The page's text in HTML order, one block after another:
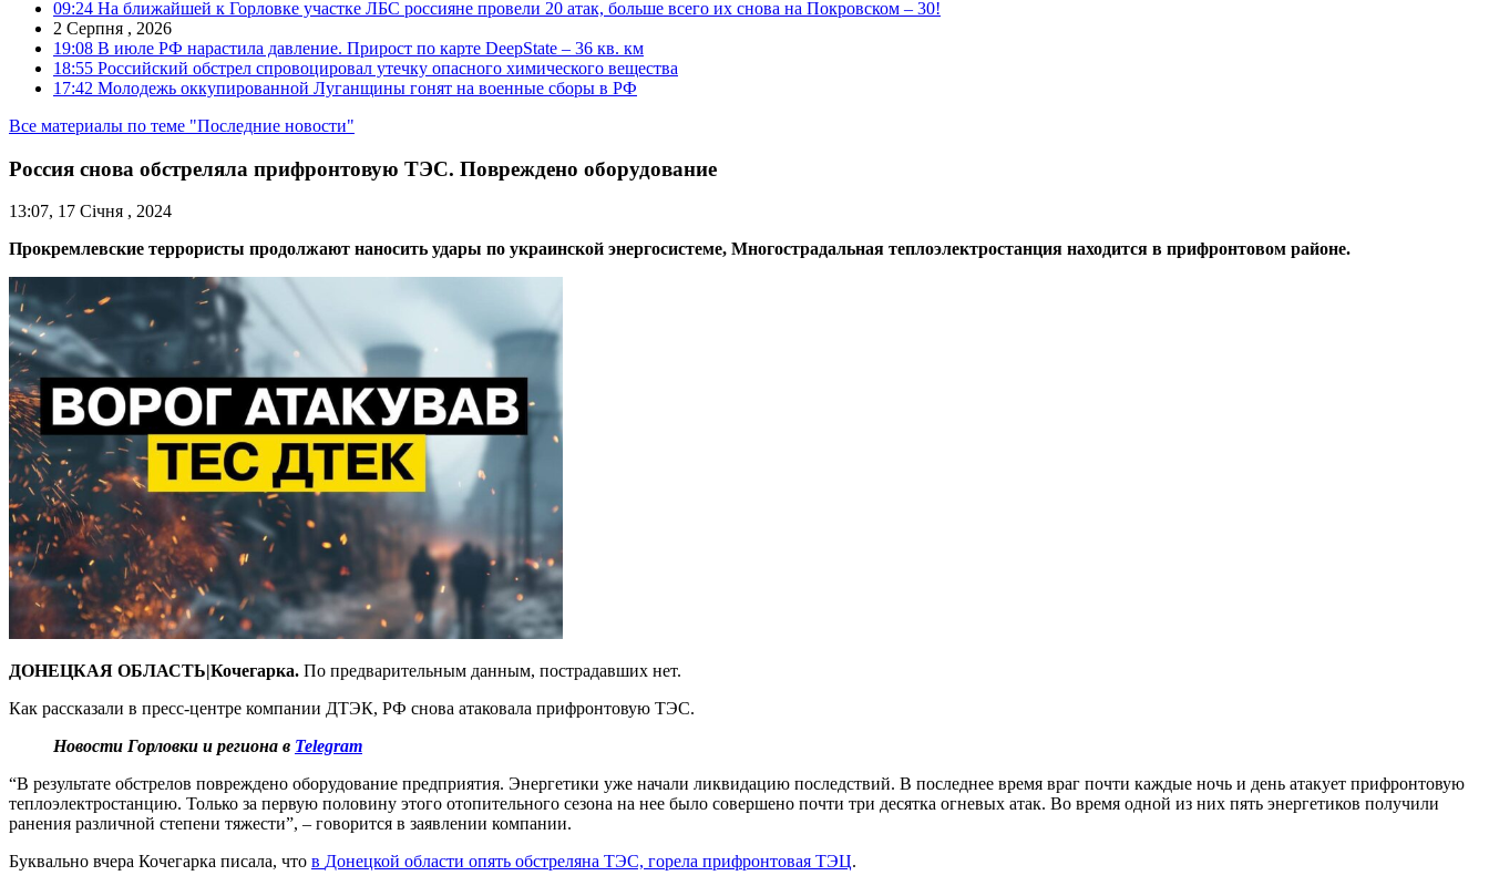
09:24 На ближайшей к Горловке участке ЛБС россияне провели 20 атак, больше всего их снова на Покровском – 30!
2 Серпня , 2026
19:08 В июле РФ нарастила давление. Прирост по карте DeepState – 36 кв. км
18:55 Российский обстрел спровоцировал утечку опасного химического вещества
17:42 Молодежь оккупированной Луганщины гонят на военные сборы в РФ
Все материалы по теме "Последние новости"
Россия снова обстреляла прифронтовую ТЭС. Повреждено оборудование
13:07, 17 Січня , 2024
Прокремлевские террористы продолжают наносить удары по украинской энергосистеме, Многострадальная теплоэлектростанция находится в прифронтовом районе.
ДОНЕЦКАЯ ОБЛАСТЬ|Кочегарка. По предварительным данным, пострадавших нет.
Как рассказали в пресс-центре компании ДТЭК, РФ снова атаковала прифронтовую ТЭС.
Новости Горловки и региона в Telegram
“В результате обстрелов повреждено оборудование предприятия. Энергетики уже начали ликвидацию последствий. В последнее время враг почти каждые ночь и день атакует прифронтовую
теплоэлектростанцию. Только за первую половину этого отопительного сезона на нее было совершено почти три десятка огневых атак. Во время одной из них пять энергетиков получили
ранения различной степени тяжести”, – говорится в заявлении компании.
Буквально вчера Кочегарка писала, что в Донецкой области опять обстреляна ТЭС, горела прифронтовая ТЭЦ.